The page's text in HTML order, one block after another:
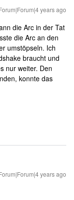
years ago
die Arc in der Tat
die Arc an den
umstöpseln. Ich
braucht und
nur weiter. Den
konnte das
years ago